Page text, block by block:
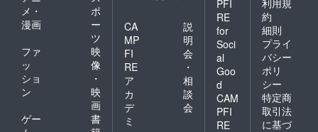
メ・
漫画
ポ
ー
ツ
ファ
ッ
ショ
ン
映
像
・
映
画
ゲー
書
CA
MP
FI
RE
ア
カ
デ
ミ
説
明
会
・
相
談
会
PFI
RE
for
Soci
al
Goo
d
CAM
PFI
RE
利用規
約
細則
プライ
バシー
ポリ
シー
特定商
取引法
に基づ